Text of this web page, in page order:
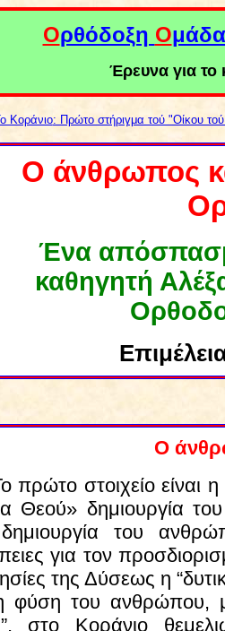
Ορθόδοξη Ομάδα
Έρευνα για το
Κοράνιο: Πρώτο στήριγμα τού "Οίκου
Ο άνθρωπος
Ένα
καθηγητή
Ο
πρώτο στοιχείο είναι
Θεού» δημιουργία
του
για τον
της Δύσεως η
φύση του ανθρώπου,
στο Κοράνιο